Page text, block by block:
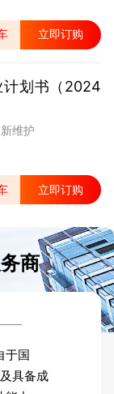
立即订购
计划书（2024
维护
立即订购
商
于国
具备成